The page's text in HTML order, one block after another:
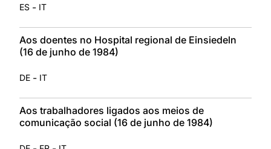
ES - IT
Aos doentes no Hospital regional de Einsiedeln
(16 de junho de 1984)
DE - IT
Aos trabalhadores ligados aos meios de
comunicação social (16 de junho de 1984)